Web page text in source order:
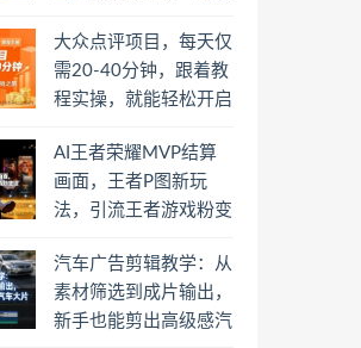
大众点评项目，每天仅
需20-40分钟，跟着教
程实操，就能轻松开启
AI王者荣耀MVP结算
画面，王者P图新玩
法，引流王者游戏粉变
汽车广告剪辑教学：从
素材筛选到成片输出，
新手也能剪出高级感汽